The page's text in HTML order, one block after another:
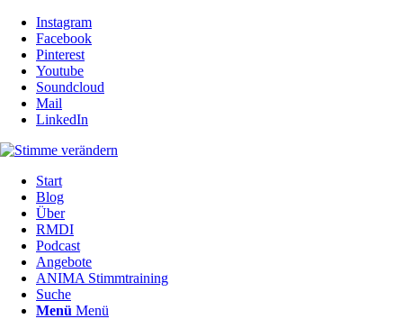
Instagram
Facebook
Pinterest
Youtube
Soundcloud
Mail
LinkedIn
Start
Blog
Über
RMDI
Podcast
Angebote
ANIMA Stimmtraining
Suche
Menü Menü